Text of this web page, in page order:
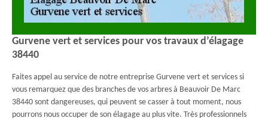
Gurvene vert et services pour vos travaux d’élagage
38440
Faites appel au service de notre entreprise Gurvene vert et services si
vous remarquez que des branches de vos arbres à Beauvoir De Marc
38440 sont dangereuses, qui peuvent se casser à tout moment, nous
pourrons nous occuper de son élagage au plus vite. Très professionnels